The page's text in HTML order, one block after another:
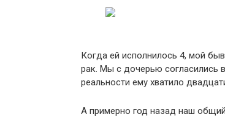
Когда ей исполнилось 4, мой
рак. Мы с дочерью согласились
реальности ему хватило
А примерно год назад наш